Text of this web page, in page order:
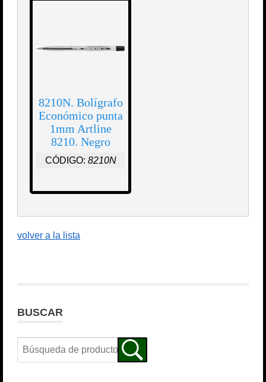
8210N. Bolígrafo
Económico punta
1mm Artline
8210. Negro
CÓDIGO: 8210N
volver a la lista
BUSCAR